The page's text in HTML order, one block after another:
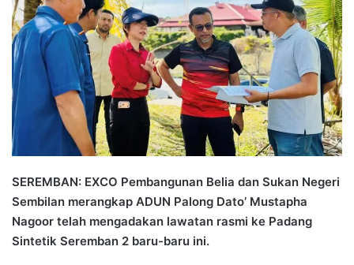
a
n
e
m
i
l
SEREMBAN: EXCO Pembangunan Belia dan Sukan Negeri
Sembilan merangkap ADUN Palong Dato’ Mustapha
Nagoor telah mengadakan lawatan rasmi ke Padang
Sintetik Seremban 2 baru-baru ini.